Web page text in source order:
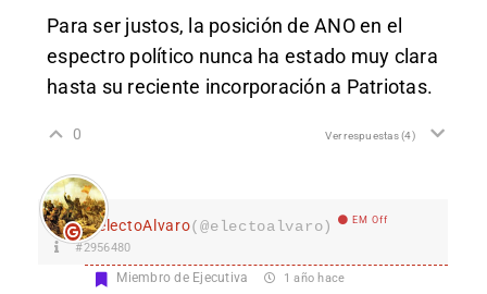
Para ser justos, la posición de ANO en el
espectro político nunca ha estado muy clara
hasta su reciente incorporación a Patriotas.
0 Ver respuestas(4)
electoAlvaro(@electoalvaro) EM Off
#2956480
Miembro de Ejecutiva 1 año hace